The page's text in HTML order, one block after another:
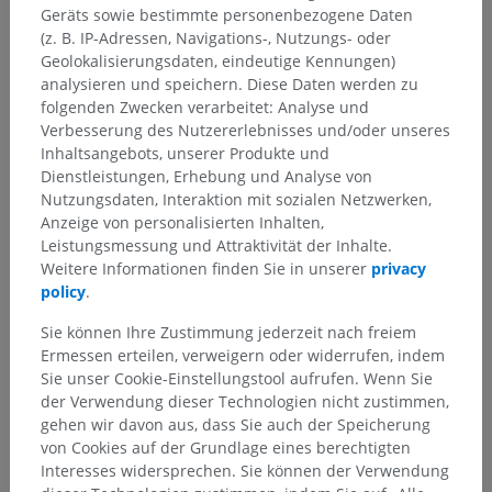
Anatomische Hierarchie
Geräts sowie bestimmte personenbezogene Daten
(z. B. IP-Adressen, Navigations-, Nutzungs- oder
Geolokalisierungsdaten, eindeutige Kennungen)
analysieren und speichern. Diese Daten werden zu
folgenden Zwecken verarbeitet: Analyse und
Verbesserung des Nutzererlebnisses und/oder unseres
Inhaltsangebots, unserer Produkte und
Dienstleistungen, Erhebung und Analyse von
Nutzungsdaten, Interaktion mit sozialen Netzwerken,
Anzeige von personalisierten Inhalten,
Leistungsmessung und Attraktivität der Inhalte.
Weitere Informationen finden Sie in unserer privacy
policy.
Sie können Ihre Zustimmung jederzeit nach freiem
Ermessen erteilen, verweigern oder widerrufen, indem
Sie unser Cookie-Einstellungstool aufrufen. Wenn Sie
der Verwendung dieser Technologien nicht zustimmen,
gehen wir davon aus, dass Sie auch der Speicherung
von Cookies auf der Grundlage eines berechtigten
Interesses widersprechen. Sie können der Verwendung